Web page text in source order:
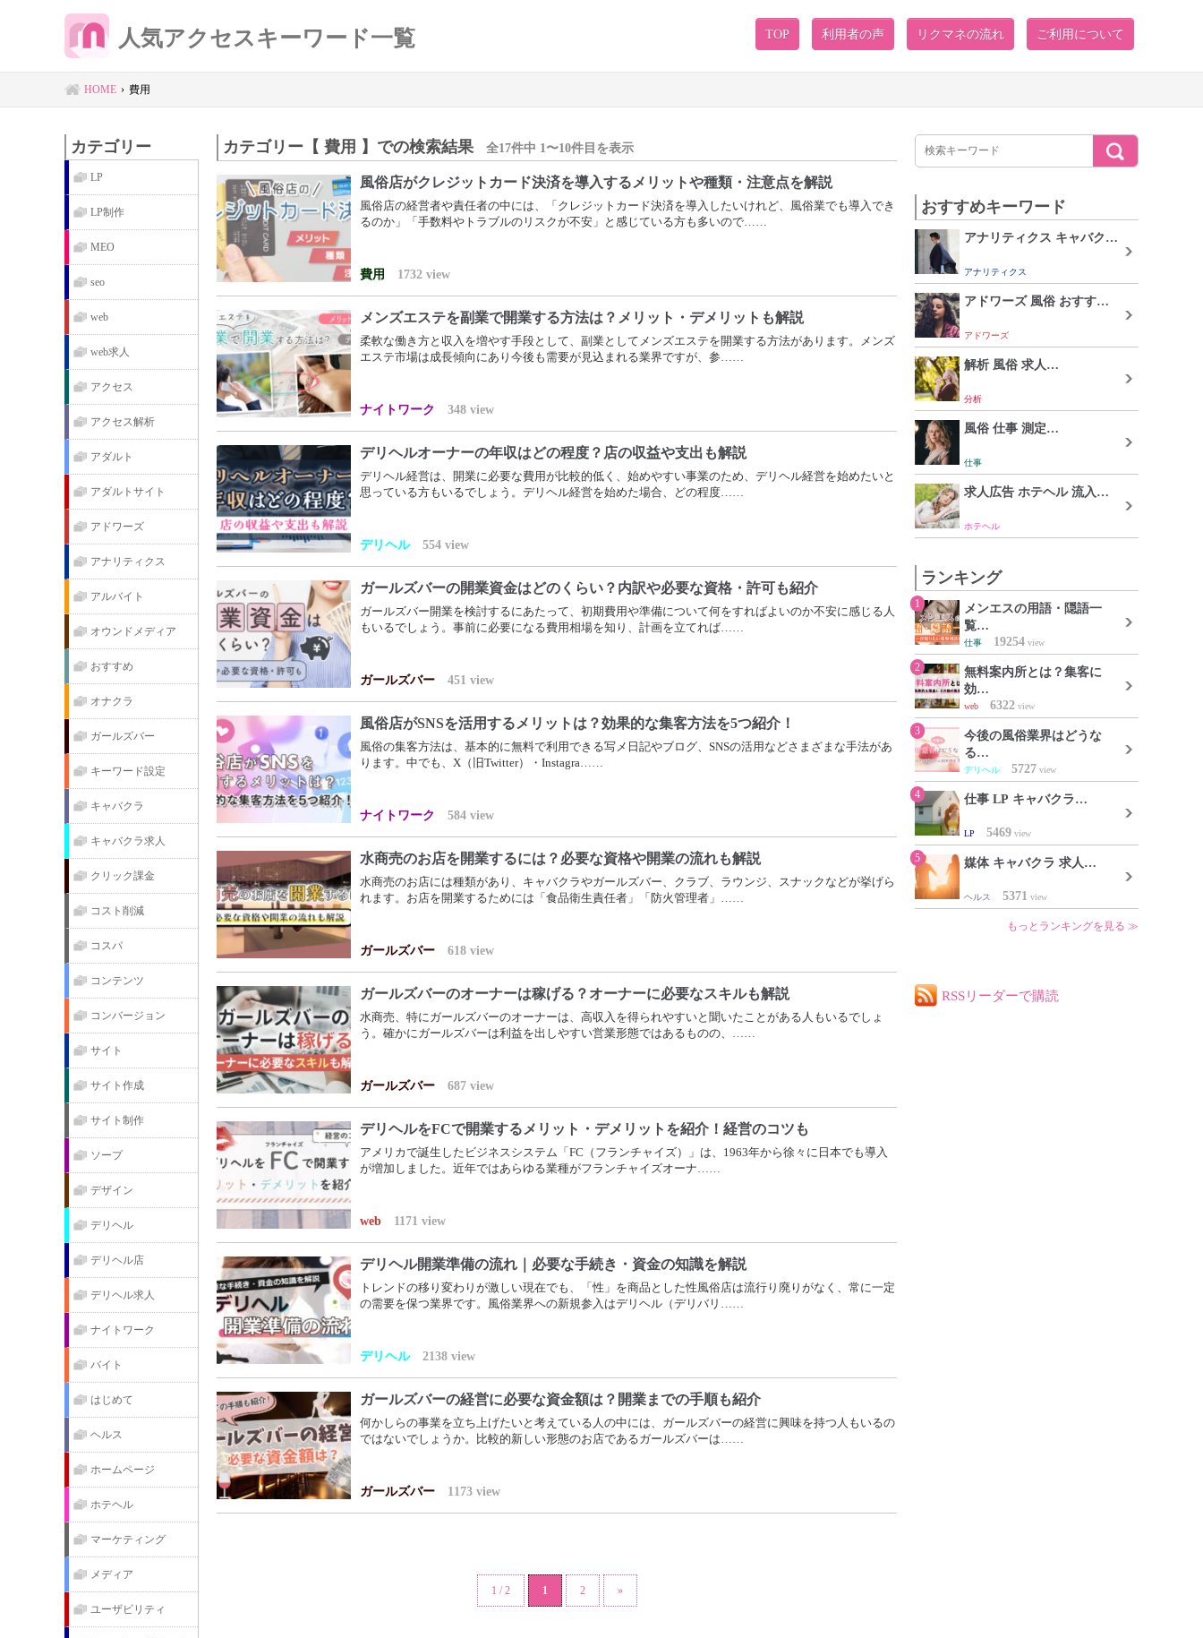
人気アクセスキーワード一覧 TOP 利用者の声 リクマネの流れ ご利用について
HOME 費用
カテゴリー【 費用 】での検索結果 全17件中 1〜10件目を表示
風俗店がクレジットカード決済を導入するメリットや種類・注意点を解説
風俗店の経営者や責任者の中には、「クレジットカード決済を導入したいけれど、風俗業でも導入でき
るのか」「手数料やトラブルのリスクが不安」と感じている方も多いので……
費用 1732 view
メンズエステを副業で開業する方法は？メリット・デメリットも解説
柔軟な働き方と収入を増やす手段として、副業としてメンズエステを開業する方法があります。メンズ
エステ市場は成長傾向にあり今後も需要が見込まれる業界ですが、参……
ナイトワーク 348 view
デリヘルオーナーの年収はどの程度？店の収益や支出も解説
デリヘル経営は、開業に必要な費用が比較的低く、始めやすい事業のため、デリヘル経営を始めたいと
思っている方もいるでしょう。デリヘル経営を始めた場合、どの程度……
デリヘル 554 view
ガールズバーの開業資金はどのくらい？内訳や必要な資格・許可も紹介
ガールズバー開業を検討するにあたって、初期費用や準備について何をすればよいのか不安に感じる人
もいるでしょう。事前に必要になる費用相場を知り、計画を立てれば……
ガールズバー 451 view
風俗店がSNSを活用するメリットは？効果的な集客方法を5つ紹介！
風俗の集客方法は、基本的に無料で利用できる写メ日記やブログ、SNSの活用などさまざまな手法があ
ります。中でも、X（旧Twitter）・Instagra……
ナイトワーク 584 view
水商売のお店を開業するには？必要な資格や開業の流れも解説
水商売のお店には種類があり、キャバクラやガールズバー、クラブ、ラウンジ、スナックなどが挙げら
れます。お店を開業するためには「食品衛生責任者」「防火管理者」……
ガールズバー 618 view
ガールズバーのオーナーは稼げる？オーナーに必要なスキルも解説
水商売、特にガールズバーのオーナーは、高収入を得られやすいと聞いたことがある人もいるでしょ
う。確かにガールズバーは利益を出しやすい営業形態ではあるものの、……
ガールズバー 687 view
デリヘルをFCで開業するメリット・デメリットを紹介！経営のコツも
アメリカで誕生したビジネスシステム「FC（フランチャイズ）」は、1963年から徐々に日本でも導入
が増加しました。近年ではあらゆる業種がフランチャイズオーナ……
web 1171 view
デリヘル開業準備の流れ｜必要な手続き・資金の知識を解説
トレンドの移り変わりが激しい現在でも、「性」を商品とした性風俗店は流行り廃りがなく、常に一定
の需要を保つ業界です。風俗業界への新規参入はデリヘル（デリバリ……
デリヘル 2138 view
ガールズバーの経営に必要な資金額は？開業までの手順も紹介
何かしらの事業を立ち上げたいと考えている人の中には、ガールズバーの経営に興味を持つ人もいるの
ではないでしょうか。比較的新しい形態のお店であるガールズバーは……
ガールズバー 1173 view
1 / 2 1 2 »
カテゴリー
LP
LP制作
MEO
seo
web
web求人
アクセス
アクセス解析
アダルト
アダルトサイト
アドワーズ
アナリティクス
アルバイト
オウンドメディア
おすすめ
オナクラ
ガールズバー
キーワード設定
キャバクラ
キャバクラ求人
クリック課金
コスト削減
コスパ
コンテンツ
コンバージョン
サイト
サイト作成
サイト制作
ソープ
デザイン
デリヘル
デリヘル店
デリヘル求人
ナイトワーク
バイト
はじめて
ヘルス
ホームページ
ホテヘル
マーケティング
メディア
ユーザビリティ
おすすめキーワード
アナリティクス キャバク…
アナリティクス
アドワーズ 風俗 おすす…
アドワーズ
解析 風俗 求人…
分析
風俗 仕事 測定…
仕事
求人広告 ホテヘル 流入…
ホテヘル
ランキング
1
メンエスの用語・隠語一
覧…
仕事 19254 view
2
無料案内所とは？集客に
効…
web 6322 view
3
今後の風俗業界はどうな
る…
デリヘル 5727 view
4 仕事 LP キャバクラ…
LP 5469 view
5 媒体 キャバクラ 求人…
ヘルス 5371 view
もっとランキングを見る ≫
RSSリーダーで購読